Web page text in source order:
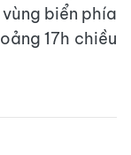
biển phía
17h chiều